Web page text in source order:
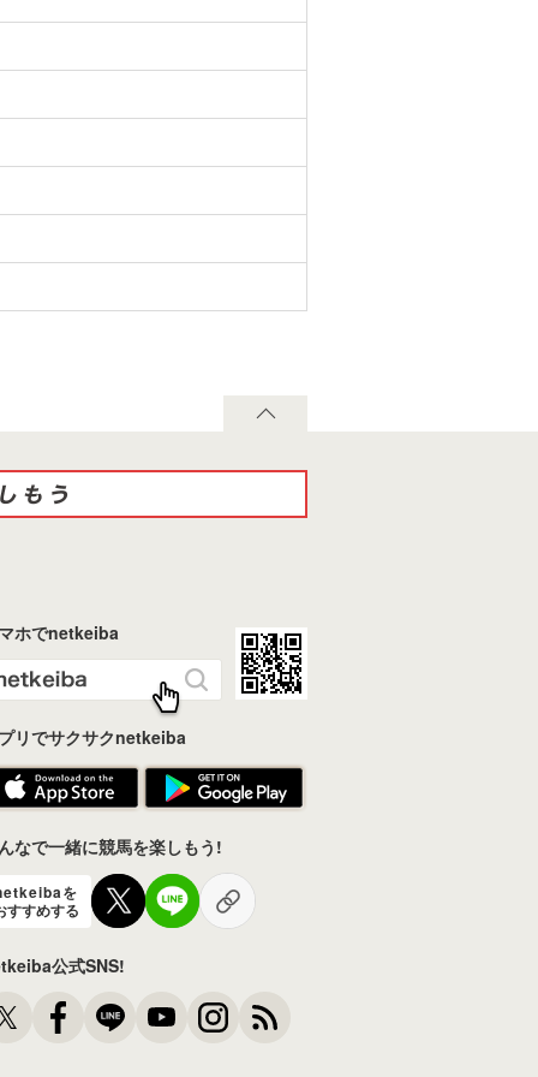
ホでnetkeiba
リでサクサクnetkeiba
なで一緒に競馬を楽しもう!
を
すすめする
公式SNS!